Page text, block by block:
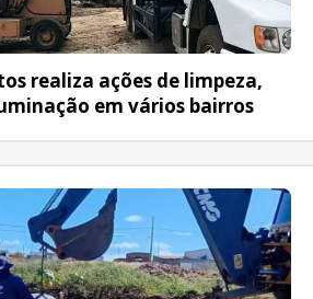
realiza ações de limpeza,
em vários bairros